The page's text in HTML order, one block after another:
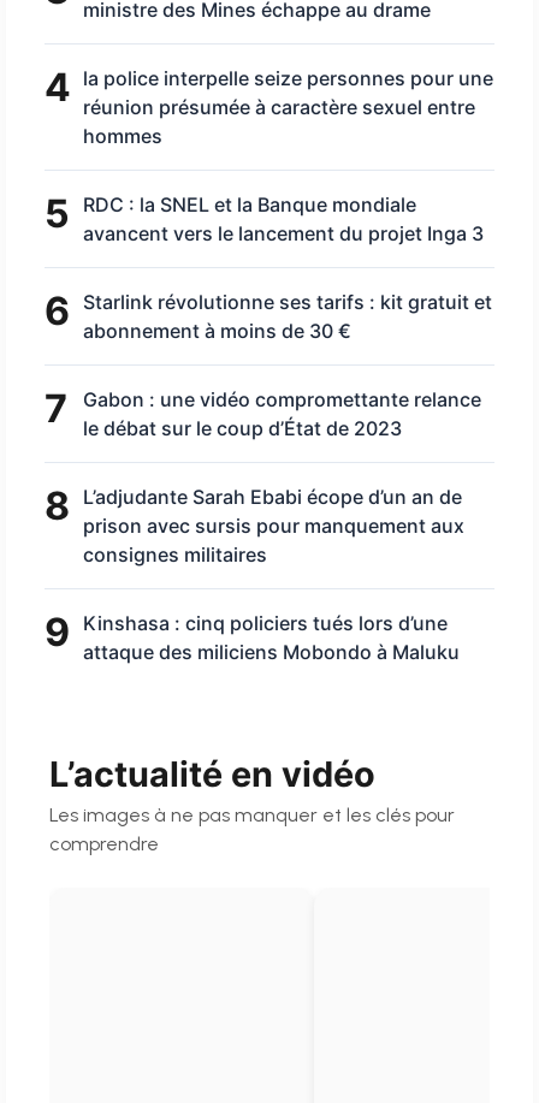
ministre des Mines échappe au drame
4 la police interpelle seize personnes pour une
réunion présumée à caractère sexuel entre
hommes
5
RDC : la SNEL et la Banque mondiale
avancent vers le lancement du projet Inga 3
6
Starlink révolutionne ses tarifs : kit gratuit et
abonnement à moins de 30 €
7
Gabon : une vidéo compromettante relance
le débat sur le coup d’État de 2023
8
L’adjudante Sarah Ebabi écope d’un an de
prison avec sursis pour manquement aux
consignes militaires
9
Kinshasa : cinq policiers tués lors d’une
attaque des miliciens Mobondo à Maluku
L’actualité en vidéo
Les images à ne pas manquer et les clés pour
comprendre